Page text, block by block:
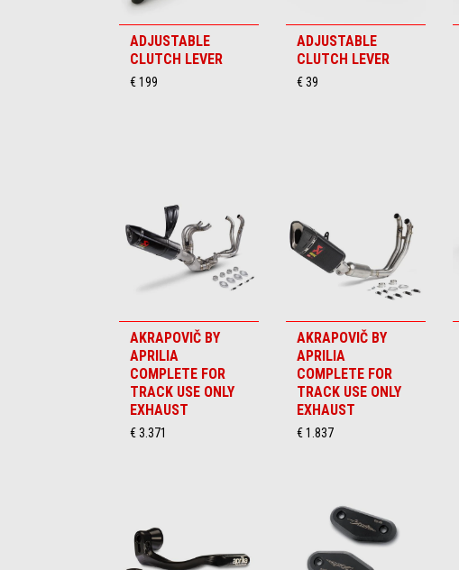
ADJUSTABLE
CLUTCH LEVER
€ 199
ADJUSTABLE
CLUTCH LEVER
€ 39
AKRAPOVIČ BY
APRILIA
COMPLETE FOR
TRACK USE ONLY
EXHAUST
€ 3.371
AKRAPOVIČ BY
APRILIA
COMPLETE FOR
TRACK USE ONLY
EXHAUST
€ 1.837